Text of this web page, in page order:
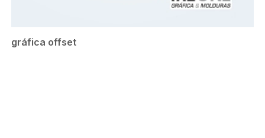
gráfica offset